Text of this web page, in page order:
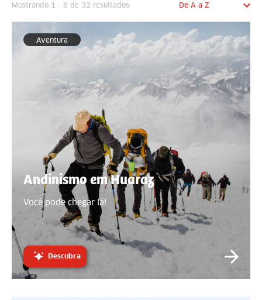
Mostrando 1 - 6 de 32 resultados
Aventura
Andinismo em Huaraz
Você pode chegar lá!
Descubra